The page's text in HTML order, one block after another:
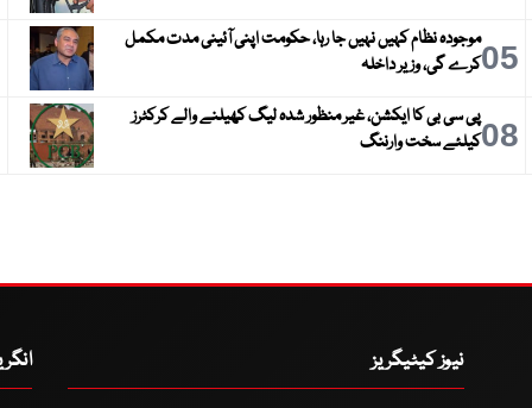
05موجودہ نظام کہیں نہیں جا رہا، حکومت اپنی آئینی مدت مکمل
کرے گی، وزیر داخلہ
08پی سی بی کا ایکشن، غیر منظور شدہ لیگ کھیلنے والے کرکٹرز
کیلئے سخت وارننگ
نیوز کیٹیگریز